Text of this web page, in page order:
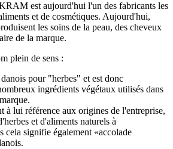
est aujourd'hui l'un des fabricants les
et de cosmétiques. Aujourd'hui,
les soins de la peau, des cheveux
de la marque.
plein de sens :
pour "herbes" et est donc
ingrédients végétaux utilisés dans
à lui référence aux origines de l'entreprise,
et d'aliments naturels à
cela signifie également «accolade